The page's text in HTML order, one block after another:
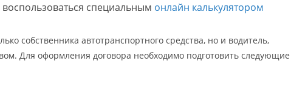
специальным онлайн калькулятором
собственника автотранспортного средства, но и водитель,
Для оформления договора необходимо подготовить следующие